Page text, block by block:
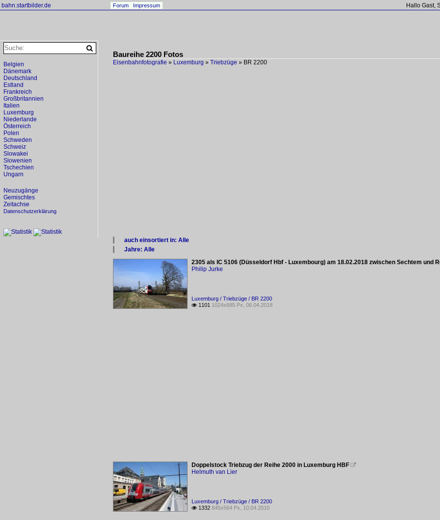
bahn.startbilder.de Hallo Gast,
Forum Impressum
Baureihe 2200 Fotos
Eisenbahnfotografie » Luxemburg » Triebzüge » BR 2200
auch einsortiert in: Alle
Jahre: Alle
2000
2305 als IC 5106 (Düsseldorf Hbf - Luxembourg) am 18.02.2018 zwischen Sechtem und
Philip Jurke
Luxemburg / Triebzüge / BR 2200
 1101 1024x685 Px, 06.04.2018
Doppelstock Triebzug der Reihe 2000 in Luxemburg HBF 
Helmuth van Lier
Luxemburg / Triebzüge / BR 2200
 1332 845x564 Px, 10.04.2010
Belgien
Dänemark
Deutschland
Estland
Frankreich
Großbritannien
Italien
Luxemburg
Niederlande
Österreich
Polen
Schweden
Schweiz
Slowakei
Slowenien
Tschechien
Ungarn
Neuzugänge
Gemischtes
Zeitachse
Datenschutzerklärung